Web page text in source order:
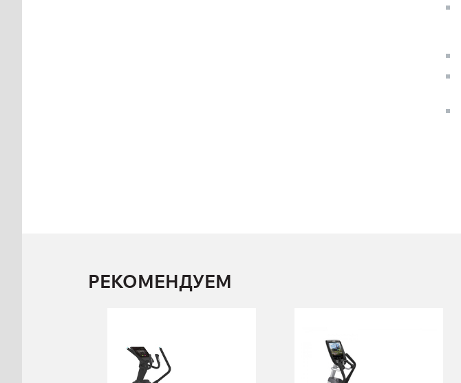
РЕКОМЕНДУЕМ
FOREMAN
PP790M
PP790M
PRECOR EFX 885
EFX 885 V2